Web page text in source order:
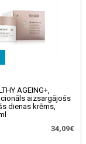
AGEING+,
aizsargājošs
dienas krēms,
34,09€